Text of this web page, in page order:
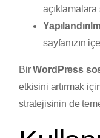
açıklamalara
sayfanızın
BirWordPress
etkisini artırmak
stratejisinin de